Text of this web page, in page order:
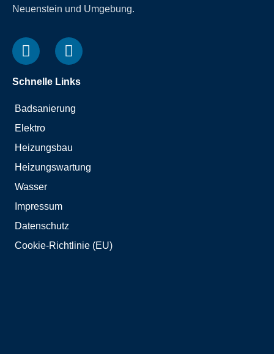
Neuenstein und Umgebung.
Schnelle Links
Badsanierung
Elektro
Heizungsbau
Heizungswartung
Wasser
Impressum
Datenschutz
Cookie-Richtlinie (EU)